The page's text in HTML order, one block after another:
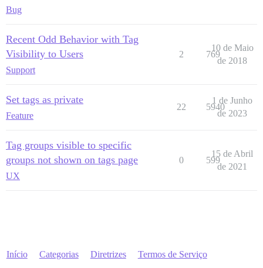
Bug
Recent Odd Behavior with Tag
Visibility to Users
Support
2 769
10 de Maio
de 2018
Set tags as private
Feature
22 5940
1 de Junho
de 2023
Tag groups visible to specific
groups not shown on tags page
UX
0 599
15 de Abril
de 2021
Início Categorias Diretrizes Termos de Serviço